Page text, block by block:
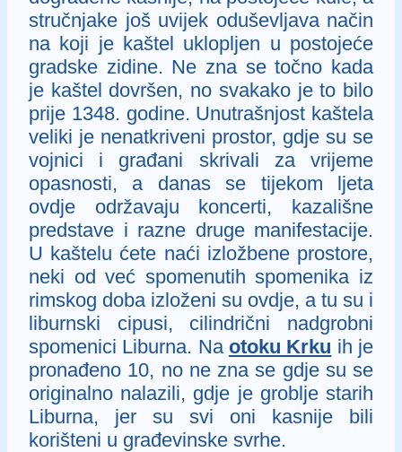
stručnjake još uvijek oduševljava način
na koji je kaštel uklopljen u postojeće
gradske zidine. Ne zna se točno kada
je kaštel dovršen, no svakako je to bilo
prije 1348. godine. Unutrašnjost kaštela
veliki je nenatkriveni prostor, gdje su se
vojnici i građani skrivali za vrijeme
opasnosti, a danas se tijekom ljeta
ovdje održavaju koncerti, kazališne
predstave i razne druge manifestacije.
U kaštelu ćete naći izložbene prostore,
neki od već spomenutih spomenika iz
rimskog doba izloženi su ovdje, a tu su i
liburnski cipusi, cilindrični nadgrobni
spomenici Liburna. Na otoku Krku ih je
pronađeno 10, no ne zna se gdje su se
originalno nalazili, gdje je groblje starih
Liburna, jer su svi oni kasnije bili
korišteni u građevinske svrhe.